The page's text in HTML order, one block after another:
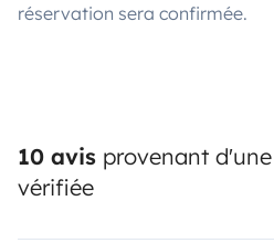
réservation sera confirmée.
10 avis provenant
vérifiée